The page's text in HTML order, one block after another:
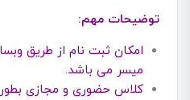
توضیحات مهم:
امکان ثبت نام از طریق
میسر می باشد.
کلاس حضوری و مجازی بطور